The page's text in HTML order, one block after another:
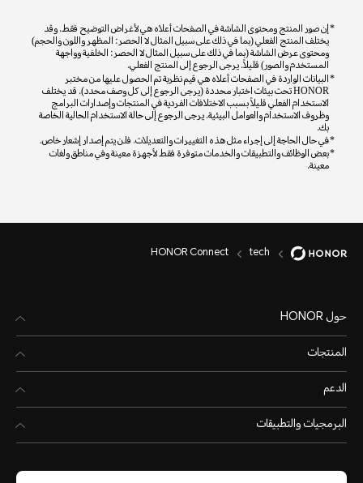
إن صور المنتج ومحتوى الشاشة في الصفحات أعلاه هي لأغراض التوضيح فقط. وقد
يختلف المنتج الفعلي (بما في ذلك على سبيل المثال لا الحصر: المظهر واللون والحجم)
ومحتوى عرض الشاشة (بما في ذلك على سبيل المثال لا الحصر: الخلفية وواجهة
المستخدم والصور) قليلاً. يرجى الرجوع إلى المنتج الفعلي.
البيانات الواردة في الصفحات أعلاه هي قيم نظرية تم الحصول عليها من مختبر
HONOR تحت بيئات اختبار محددة (يرجى الرجوع إلى كل وصف محدد). قد يختلف
الاستخدام الفعلي قليلاً بسبب الاختلافات الفردية في المنتجات وإصدارات البرامج
وظروف الاستخدام والعوامل البيئية. يرجى الرجوع إلى حالة الاستخدام الحالية الخاصة
بك.
في حال الحاجة إلى إجراء مثل هذه التغييرات والتعديلات، فلن يتم إصدار إشعار خاص.
بعض الوظائف والتطبيقات والخدمات متوفرة فقط لأجهزة معينة وفي مناطق ولغات
معينة.
tech
HONOR Connect
حول HONOR
المنتجات
الدعم
البرمجيات والتطبيقات